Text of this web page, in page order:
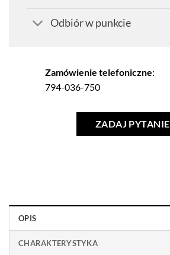
Odbiór w punkcie
Zamówienie telefoniczne:
794-036-750
ZADAJ PYTANIE
OPIS
CHARAKTERYSTYKA